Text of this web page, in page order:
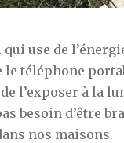
use de
téléphone
l’exposer à la
besoin d’être
nos maisons.